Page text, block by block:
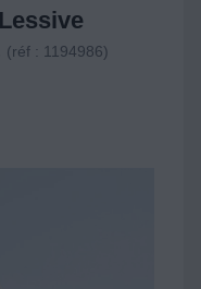
(réf : 1194986)